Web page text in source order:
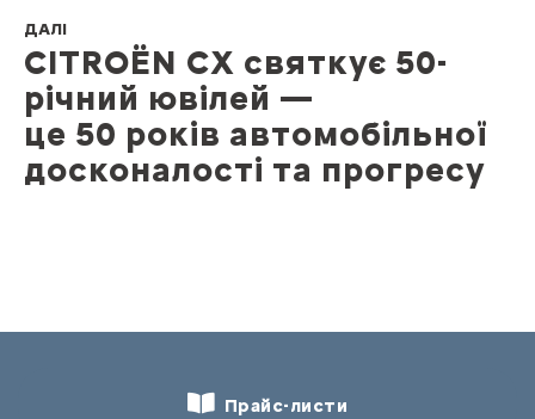
ДАЛІ
CITROЁN CX святкує 50-
річний ювілей —
це 50 років автомобільної
досконалості та прогресу
Прайс-листи